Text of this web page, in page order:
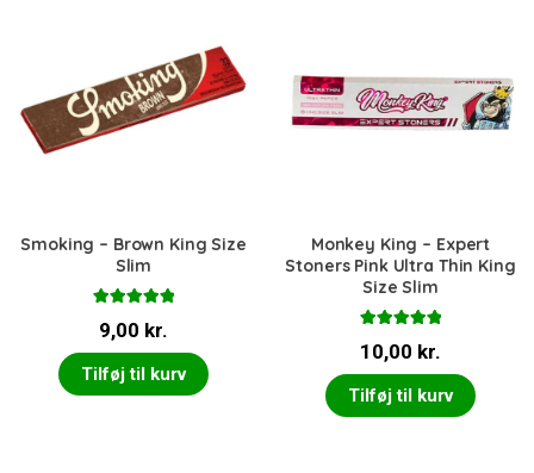
Smoking – Brown King Size
Slim
5.00ud af 5
9,00 kr.
Tilføj til kurv
Monkey King – Expert
Stoners Pink Ultra Thin King
Size Slim
5.00ud af 5
10,00 kr.
Tilføj til kurv